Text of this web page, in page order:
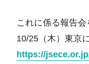
これに係る報告会
10/25（木）東京
https://